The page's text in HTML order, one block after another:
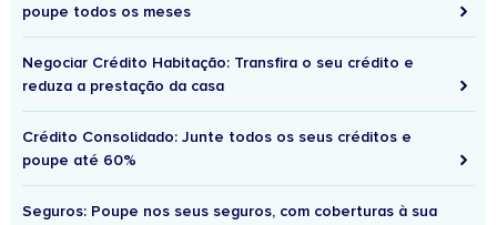
poupe todos os meses
Negociar Crédito Habitação: Transfira o seu crédito e
reduza a prestação da casa
Crédito Consolidado: Junte todos os seus créditos e
poupe até 60%
Seguros: Poupe nos seus seguros, com coberturas à sua